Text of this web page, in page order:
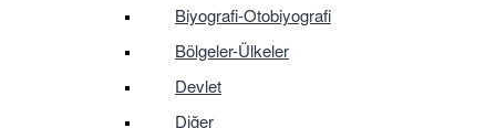
Biyografi-Otobiyografi
Bölgeler-Ülkeler
Devlet
Diğer